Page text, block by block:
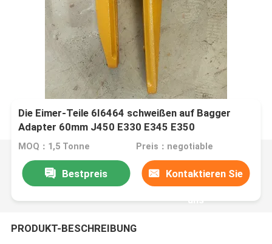
Die Eimer-Teile 6I6464 schweißen auf Bagger
Adapter 60mm J450 E330 E345 E350
MOQ：1,5 Tonne Preis：negotiable
Bestpreis Kontaktieren Sie
uns
PRODUKT-BESCHREIBUNG